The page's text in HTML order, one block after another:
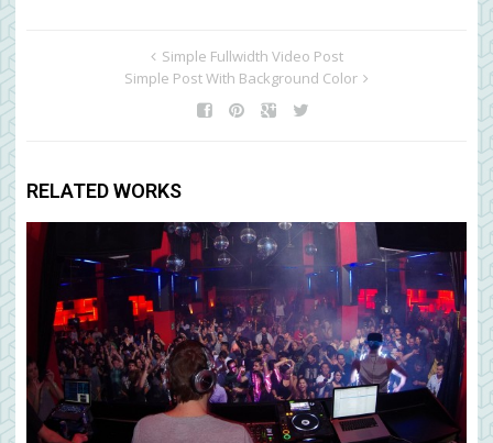
Simple Fullwidth Video Post
Simple Post With Background Color
RELATED WORKS